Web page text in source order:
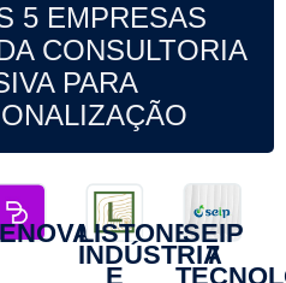
5 EMPRESAS
CONSULTORIA
PARA
LISTONE
INDÚSTRIA
E
SEIP
7